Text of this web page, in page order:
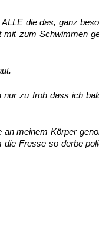
die das, ganz
zum Schwimmen
zu froh dass ich
meinem Körper
Fresse so derbe